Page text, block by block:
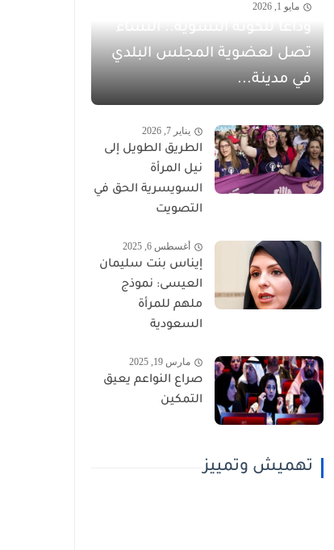
مايو 1, 2026
وداعاً للكوتة النسوية.. النساء
تصل لعضوية المجلس البلدي
في مدينة...
يناير 7, 2026
الطريق الطويل إلى
نيل المرأة
السويسرية الحق في
التصويت
أغسطس 6, 2025
إيناس بنت سليمان
العيسى: نموذج
ملهم للمرأة
السعودية
مارس 19, 2025
صراع النواعم يعيق
التمكين
تهميش وتمييز